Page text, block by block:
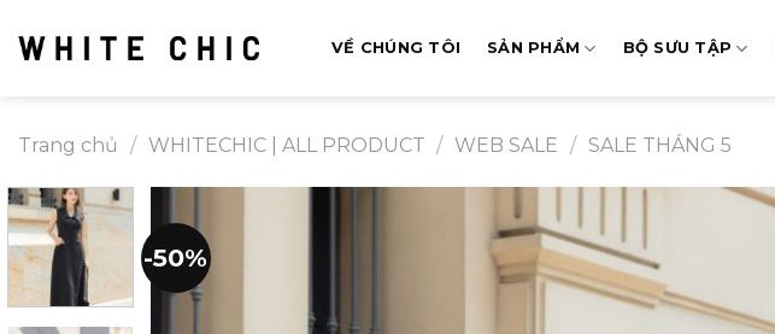
qua
VỀ CHÚNG TÔI SẢN PHẨM BỘ SƯU TẬP
Trang chủ / WHITECHIC | ALL PRODUCT / WEB SALE / SALE THÁNG 5
-50%